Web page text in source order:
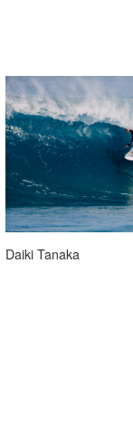
Daiki Tanaka